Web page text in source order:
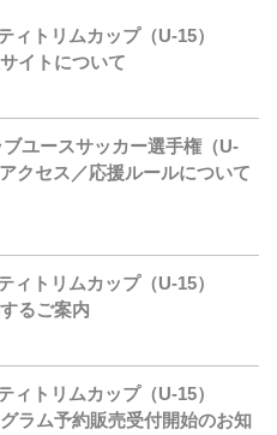
ィトリムカップ（U-15）
イトについて
ユースサッカー選手権（U-
クセス／応援ルールについて
ィトリムカップ（U-15）
るご案内
ィトリムカップ（U-15）
ラム予約販売受付開始のお知